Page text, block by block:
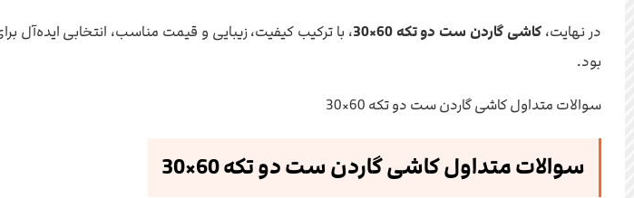
در نهایت،کاشی گاردن ست دو تکه 60×30
، با ترکیب کیفیت، زیبایی و قیمت مناسب، انتخابی
بود.
سوالات متداول کاشی گاردن ست دو تکه 60×30
سوالات متداول کاشی گاردن ست دو تکه 60×30